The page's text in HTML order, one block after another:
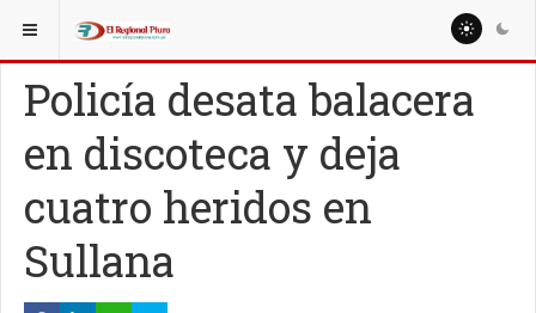
ESTÁ AQUÍ: LOCALES
Policía desata balacera
en discoteca y deja
cuatro heridos en
Sullana